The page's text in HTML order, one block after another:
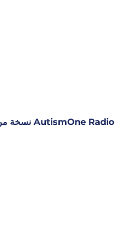
نسخة من مقابلة إذاعية مع سالي جودارد بليث لبرنامج AutismOne Radio